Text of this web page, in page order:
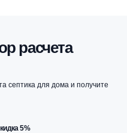
расчета
септика для дома и получите
5%